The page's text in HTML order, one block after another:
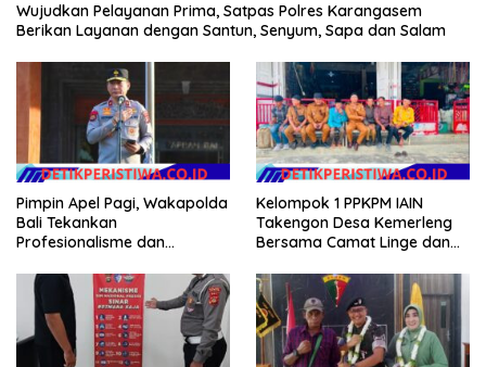
Wujudkan Pelayanan Prima, Satpas Polres Karangasem
Berikan Layanan dengan Santun, Senyum, Sapa dan Salam
Pimpin Apel Pagi, Wakapolda
Bali Tekankan
Profesionalisme dan
Kelompok 1 PPKPM IAIN
Takengon Desa Kemerleng
Bersama Camat Linge dan
Salurkan Bantuan untuk
Korban Kebakaran di
Jagong Jeget